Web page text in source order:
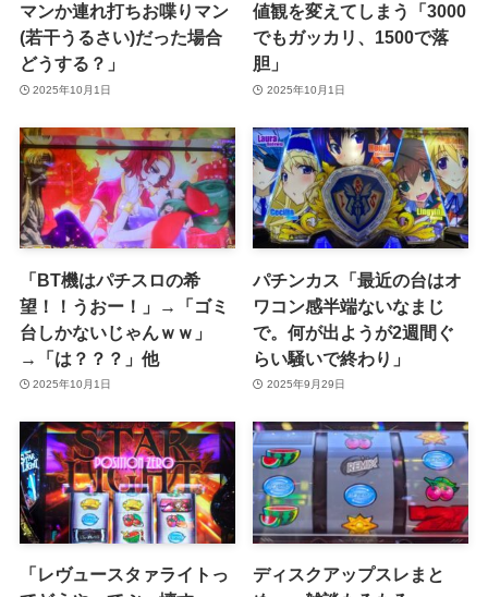
マンか連れ打ちお喋りマン
(若干うるさい)だった場合
どうする？」
2025年10月1日
値観を変えてしまう「3000
でもガッカリ、1500で落
胆」
2025年10月1日
「BT機はパチスロの希
望！！うおー！」→「ゴミ
台しかないじゃんｗｗ」
→「は？？？」他
2025年10月1日
パチンカス「最近の台はオ
ワコン感半端ないなまじ
で。何が出ようが2週間ぐ
らい騒いで終わり」
2025年9月29日
「レヴュースタァライトっ
ディスクアップスレまと